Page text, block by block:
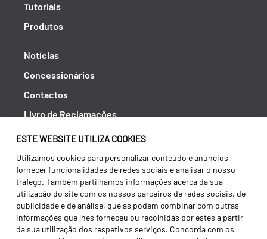
ESTE WEBSITE UTILIZA COOKIES
Utilizamos cookies para personalizar conteúdo e anúncios,
fornecer funcionalidades de redes sociais e analisar o nosso
tráfego. Também partilhamos informações acerca da sua
utilização do site com os nossos parceiros de redes sociais, de
publicidade e de análise, que as podem combinar com outras
informações que lhes forneceu ou recolhidas por estes a partir
da sua utilização dos respetivos serviços. Concorda com os
Tutoriais
Produtos
Notícias
Concessionários
Contactos
Livro de Reclamações
Política de Privacidade
Canal de Denúncias (RGPC)
Termos e condições